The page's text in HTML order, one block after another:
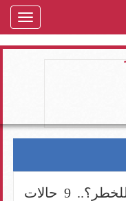
متى يصبح المسن معرضا للخطر؟.. 9 حالات